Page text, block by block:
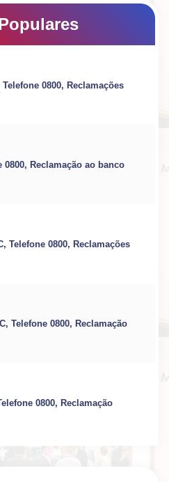
0800, Reclamações
0800, Reclamação ao banco
Telefone 0800, Reclamações
Telefone 0800, Reclamação
0800, Reclamação